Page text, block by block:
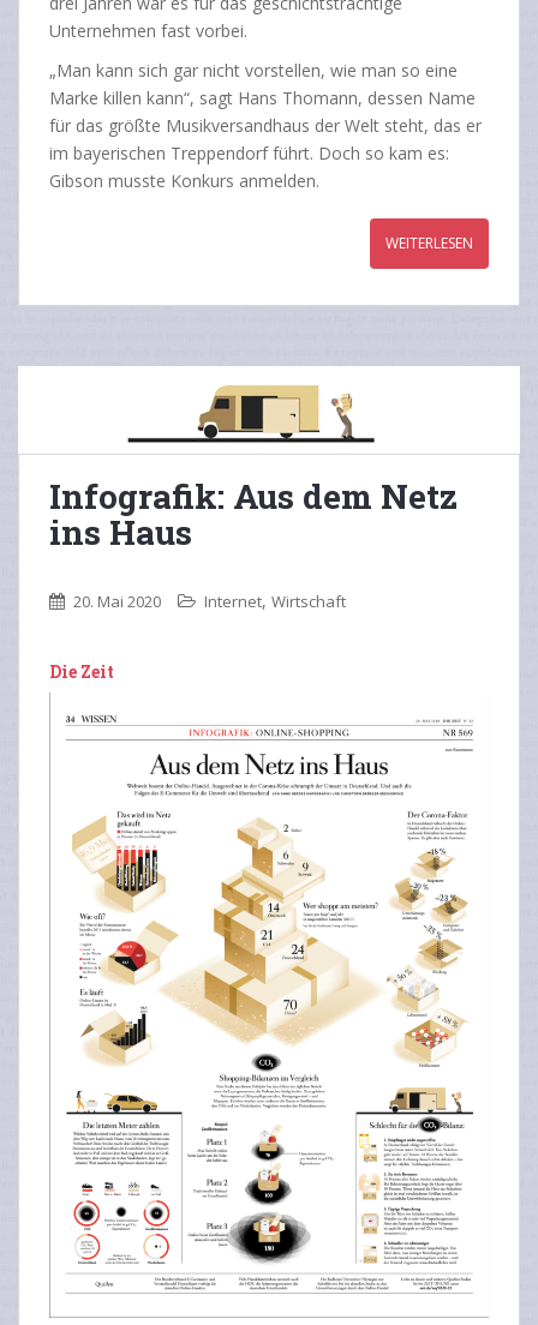
Unternehmen fast vorbei.
„Man kann sich gar nicht vorstellen, wie man so eine
Marke killen kann“, sagt Hans Thomann, dessen Name
für das größte Musikversandhaus der Welt steht, das er
im bayerischen Treppendorf führt. Doch so kam es:
Gibson musste Konkurs anmelden.
WEITERLESEN
Infografik: Aus dem Netz
ins Haus
20. Mai 2020 Internet, Wirtschaft
Die Zeit